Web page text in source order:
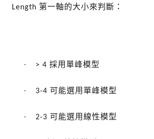
Length 第一軸的大小來判斷：
· > 4 採用單峰模型
· 3-4 可能選用單峰模型
· 2-3 可能選用線性模型